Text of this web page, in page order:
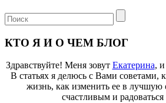
КТО Я И О ЧЕМ БЛОГ
Здравствуйте! Меня зовут Екатерина, и
В статьях я делюсь с Вами советами,
жизнь, как изменить ее в лучшую
счастливым и